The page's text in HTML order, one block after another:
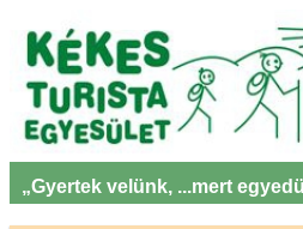
„Gyertek velünk, ...mert